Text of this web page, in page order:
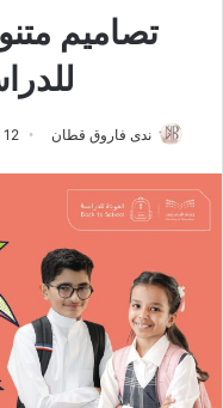
تصاميم
للدراسة
ندى فاروق قطان 12 أغسطس، 2023